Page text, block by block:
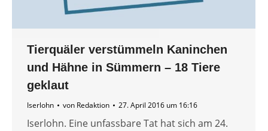
Tierquäler verstümmeln Kaninchen
und Hähne in Sümmern – 18 Tiere
geklaut
Iserlohn von Redaktion 27. April 2016 um 16:16
Iserlohn. Eine unfassbare Tat hat sich am 24.